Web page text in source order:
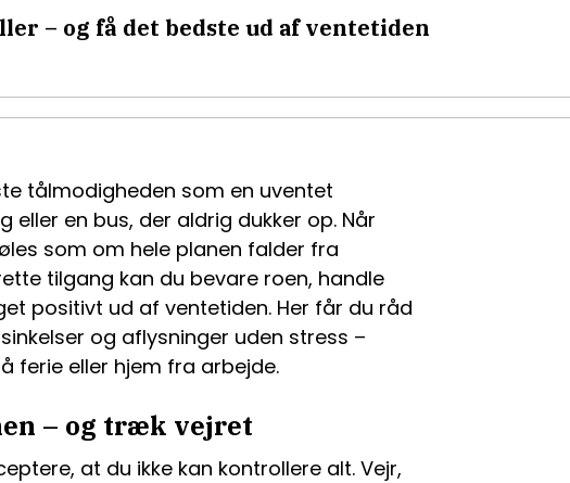
– og få det bedste ud af ventetiden
tålmodigheden som en uventet
eller en bus, der aldrig dukker op. Når
som om hele planen falder fra
tilgang kan du bevare roen, handle
positivt ud af ventetiden. Her får du råd
og aflysninger uden stress –
ferie eller hjem fra arbejde.
– og træk vejret
at du ikke kan kontrollere alt. Vejr,